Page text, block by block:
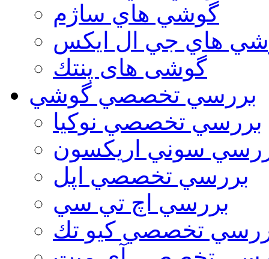
گوشي هاي ساژم
هاي جي ال ايكس
گوشی های پنتك
بررسي تخصصي گوشي
بررسي تخصصي نوكيا
سوني اريكسون
بررسي تخصصي اپل
بررسي اچ تي سي
تخصصي كيو تك